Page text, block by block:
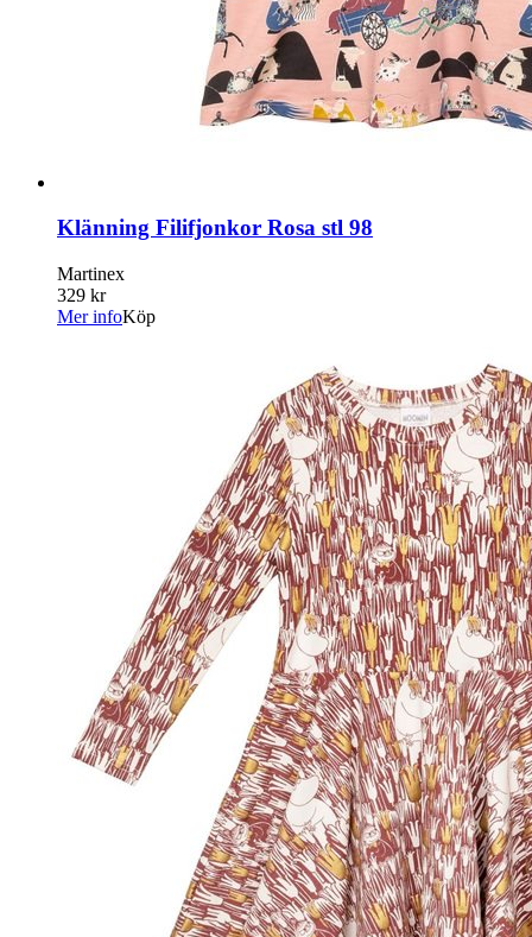
Klänning Filifjonkor Rosa stl 98
Martinex
329 kr
Mer infoKöp